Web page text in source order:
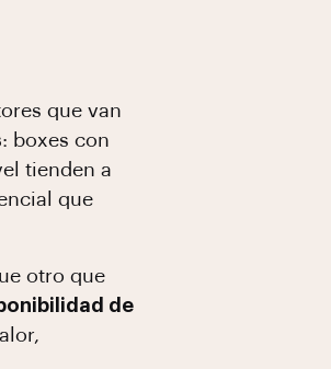
que van
: boxes con
tienden a
que
otro que
de